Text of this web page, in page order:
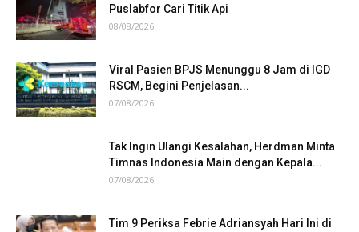
Puslabfor Cari Titik Api
08/08/2026
Viral Pasien BPJS Menunggu 8 Jam di IGD
RSCM, Begini Penjelasan...
07/08/2026
Tak Ingin Ulangi Kesalahan, Herdman Minta
Timnas Indonesia Main dengan Kepala...
07/08/2026
Tim 9 Periksa Febrie Adriansyah Hari Ini di